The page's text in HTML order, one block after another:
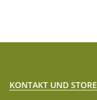
KONTAKT UND STORE